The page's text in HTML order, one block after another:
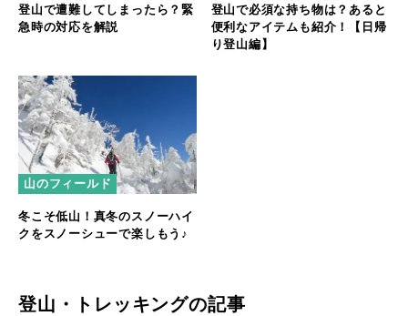
登山で遭難してしまったら？緊
急時の対応を解説
登山で必須な持ち物は？あると
便利なアイテムも紹介！【日帰
り登山編】
山のフィールド
冬こそ低山！真冬のスノーハイ
クをスノーシューで楽しもう♪
登山・トレッキングの記事